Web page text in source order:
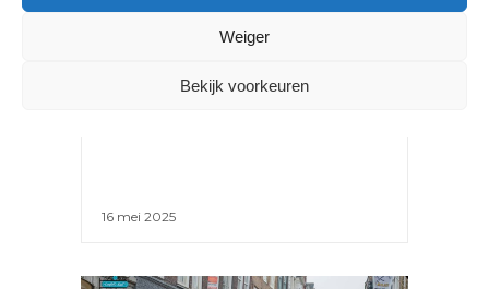
Weiger
Bekijk voorkeuren
NIEUWS
IN Q1 2025: WAT DIT
16 mei 2025